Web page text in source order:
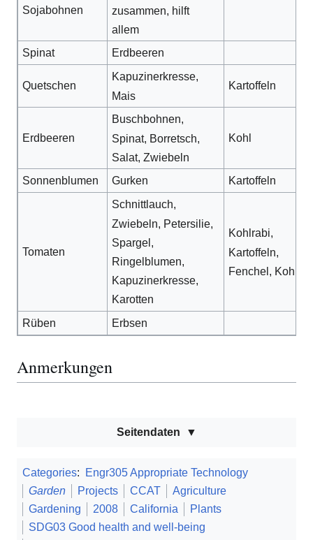
Sojabohnen
zusammen, hilft
allem
Spinat
Erdbeeren
Quetschen
Kapuzinerkresse,
Mais
Kartoffeln
Erdbeeren
Buschbohnen,
Spinat, Borretsch,
Salat, Zwiebeln
Kohl
Sonnenblumen Gurken Kartoffeln
Tomaten
Schnittlauch,
Zwiebeln, Petersilie,
Spargel,
Ringelblumen,
Kapuzinerkresse,
Karotten
Kohlrabi,
Kartoffeln,
Fenchel, Kohl
Rüben Erbsen
Anmerkungen
Seitendaten
Categories:
Engr305 Appropriate Technology
Garden
Projects CCAT
Agriculture
Gardening
2008 California
Plants
SDG03 Good health and well-being